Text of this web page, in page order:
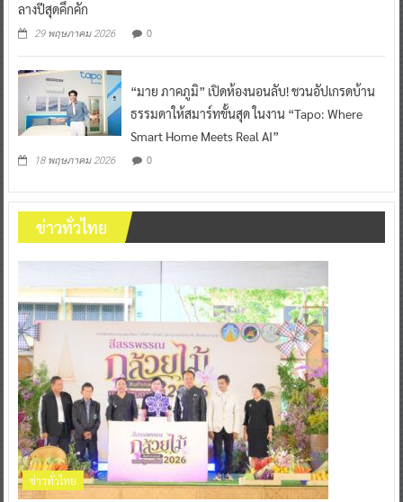
ลางปีสุดคึกคัก
29 พฤษภาคม 2026 0
“มาย ภาคภูมิ” เปิดห้องนอนลับ! ชวนอัปเกรดบ้าน
ธรรมดาให้สมาร์ทขั้นสุด ในงาน “Tapo: Where
Smart Home Meets Real AI”
18 พฤษภาคม 2026 0
ข่าวทั่วไทย
ข่าวทั่วไทย